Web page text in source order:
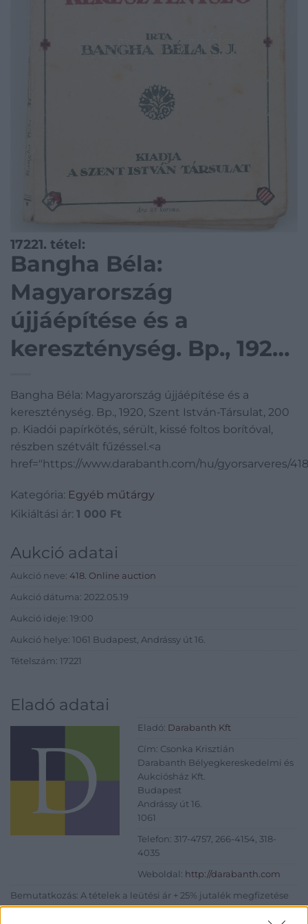
17221. tétel:
Bangha Béla:
Magyarország
újjáépítése és a
kereszténység. Bp., 1920,
200 p. Kiadói papírkötés,
sérült, kissé foltos
borítóval, részben
szétvált fűzéssel.
Bangha Béla: Magyarország újjáépítése és a
kereszténység. Bp., 1920, Szent István-Társulat, 200
p. Kiadói papírkötés, sérült, kissé foltos borítóval,
részben szétvált fűzéssel.<a
href="https://www.darabanth.com/hu/gyorsarveres/
Kategória: Egyéb műtárgy
Kikiáltási ár: 1 000 Ft
Aukció adatai
Aukció neve: 418. Online auction
Aukció dátuma: 2022.05.19
Aukció ideje: 19:00
Aukció helye: 1061 Budapest, Andrássy út 16.
Tételszám: 17221
Eladó adatai
Eladó: Darabanth Kft
Cím: Csonka Krisztián
Darabanth Bélyegkereskedelmi és
Aukciósház Kft.
Budapest
Andrássy út 16.
1061
Telefon: 317-4757, 266-4154, 318-
4035
Weboldal: http://darabanth.com
Bemutatkozás: A tételek a leütési ár + 25% jutalék megfizetése
után kerülnek a vevő tulajdonába. Ha a tételt nem személyesen